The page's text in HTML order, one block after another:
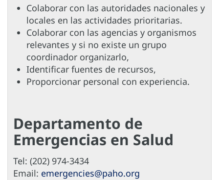
Colaborar con las autoridades nacionales y
locales en las actividades prioritarias.
Colaborar con las agencias y organismos
relevantes y si no existe un grupo
coordinador organizarlo,
Identificar fuentes de recursos,
Proporcionar personal con experiencia.
Departamento de
Emergencias en Salud
Tel: (202) 974-3434
Email: emergencies@paho.org